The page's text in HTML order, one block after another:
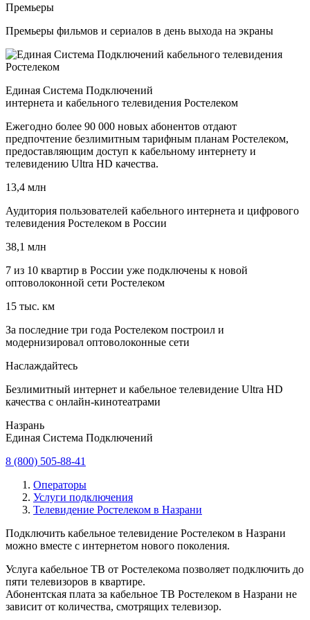
Премьеры
Премьеры фильмов и сериалов в день выхода на экраны
Единая Система Подключений
интернета и кабельного телевидения Ростелеком
Ежегодно более 90 000 новых абонентов отдают
предпочтение безлимитным тарифным планам Ростелеком,
предоставляющим доступ к кабельному интернету и
телевидению Ultra HD качества.
13,4 млн
Аудитория пользователей кабельного интернета и цифрового
телевидения Ростелеком в России
38,1 млн
7 из 10 квартир в России уже подключены к новой
оптоволоконной сети Ростелеком
15 тыс. км
За последние три года Ростелеком построил и
модернизировал оптоволоконные сети
Наслаждайтесь
Безлимитный интернет и кабельное телевидение Ultra HD
качества с онлайн-кинотеатрами
Назрань
Единая Система Подключений
8 (800) 505-88-41
Операторы
Услуги подключения
Телевидение Ростелеком в Назрани
Подключить кабельное телевидение Ростелеком в Назрани
можно вместе с интернетом нового поколения.
Услуга кабельное ТВ от Ростелекома позволяет подключить до
пяти телевизоров в квартире.
Абонентская плата за кабельное ТВ Ростелеком в Назрани не
зависит от количества, смотрящих телевизор.